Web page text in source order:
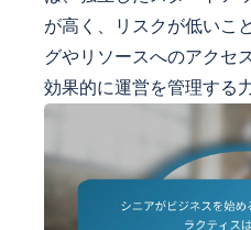
が高く、リスクが低いこ
グやリソースへのアクセ
効果的に運営を管理する